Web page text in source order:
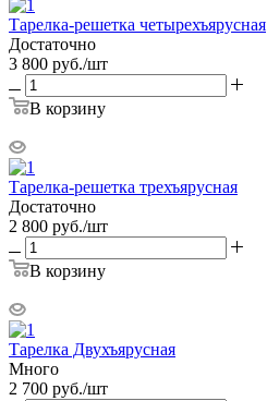
Тарелка-решетка четырехъярусная
Достаточно
3 800 руб./шт
В корзину
Тарелка-решетка трехъярусная
Достаточно
2 800 руб./шт
В корзину
Тарелка Двухъярусная
Много
2 700 руб./шт